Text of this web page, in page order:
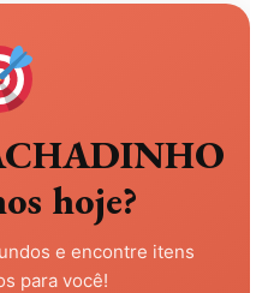
hoje?
e encontre itens
para você!